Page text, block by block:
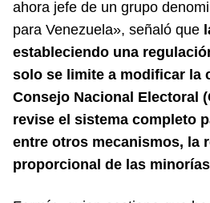
ahora jefe de un grupo
para Venezuela», señaló que
estableciendo una
solo se limite a modificar la
Consejo Nacional Electoral
revise el sistema completo
entre otros mecanismos, la
proporcional de las minorías